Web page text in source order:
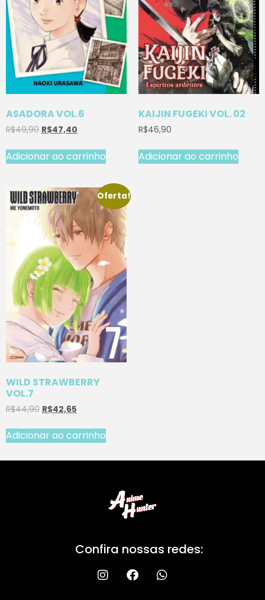
ASADORA VOL.6
R$49,90 R$47,40
Adicionar ao carrinho
KAIJIN FUGEKI VOL. 02
R$46,90
Adicionar ao carrinho
Oferta!
WILD STRAWBERRY
VOL.7
R$44,90 R$42,65
Adicionar ao carrinho
Confira nossas redes: